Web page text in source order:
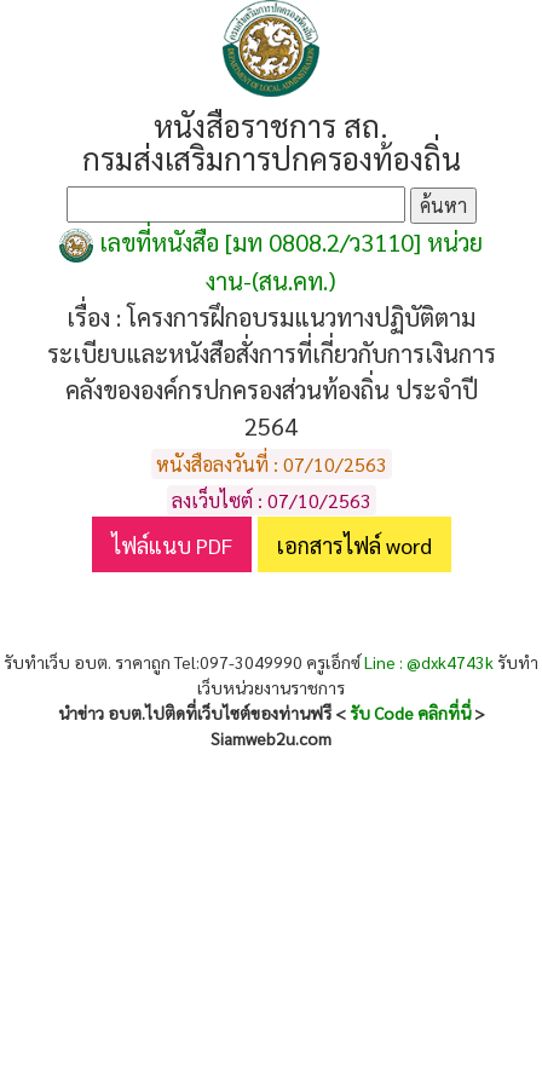
หนังสือราชการ สถ.
กรมส่งเสริมการปกครองท้องถิ่น
เลขที่หนังสือ [มท 0808.2/ว3110] หน่วย
งาน-(สน.คท.)
เรื่อง :โครงการฝึกอบรมแนวทางปฏิบัติตาม
ระเบียบและหนังสือสั่งการที่เกี่ยวกับการเงินการ
คลังขององค์กรปกครองส่วนท้องถิ่น ประจำปี
2564
หนังสือลงวันที่ : 07/10/2563
ลงเว็บไซต์ : 07/10/2563
ไฟล์แนบ PDF เอกสารไฟล์ word
รับทำเว็บ อบต. ราคาถูก Tel:097-3049990 ครูเอ็กซ์Line : @dxk4743k รับทำ
เว็บหน่วยงานราชการ
นำข่าว อบต.ไปติดที่เว็บไซต์ของท่านฟรี <รับ Code คลิกที่นี่>
Siamweb2u.com